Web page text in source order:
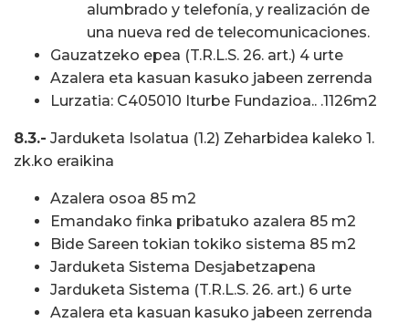
alumbrado y telefonía, y realización de
una nueva red de telecomunicaciones.
Gauzatzeko epea (T.R.L.S. 26. art.) 4 urte
Azalera eta kasuan kasuko jabeen zerrenda
Lurzatia: C405010 Iturbe Fundazioa.. .1126m2
8.3.- Jarduketa Isolatua (1.2) Zeharbidea kaleko 1.
zk.ko eraikina
Azalera osoa 85 m2
Emandako finka pribatuko azalera 85 m2
Bide Sareen tokian tokiko sistema 85 m2
Jarduketa Sistema Desjabetzapena
Jarduketa Sistema (T.R.L.S. 26. art.) 6 urte
Azalera eta kasuan kasuko jabeen zerrenda